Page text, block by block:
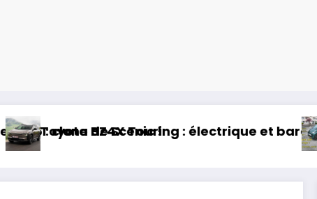
et baroudeur !Essai Swapa ZIP : Voiture